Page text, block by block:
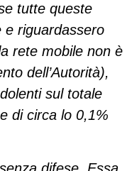
tutte queste
e riguardassero
rete mobile non è
dell’Autorità),
sul totale
di circa lo 0,1%
difese. Essa